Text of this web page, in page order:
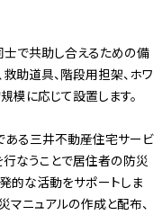
士で共助し合えるための備
救助道具、階段用担架、ホワ
模に応じて設置します。
ある三井不動産住宅サービ
なうことで居住者の防災
的な活動をサポートしま
マニュアルの作成と配布、